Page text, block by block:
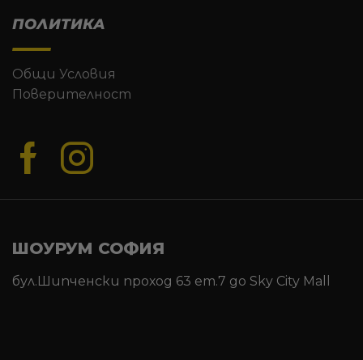
ПОЛИТИКА
Общи Условия
Поверителност
ШОУРУМ СОФИЯ
бул.Шипченски проход 63 ет.7 до Sky City Mall